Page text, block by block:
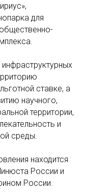
для
ставке, а
научного,
территории,
и
среды.
находится
России и
России.